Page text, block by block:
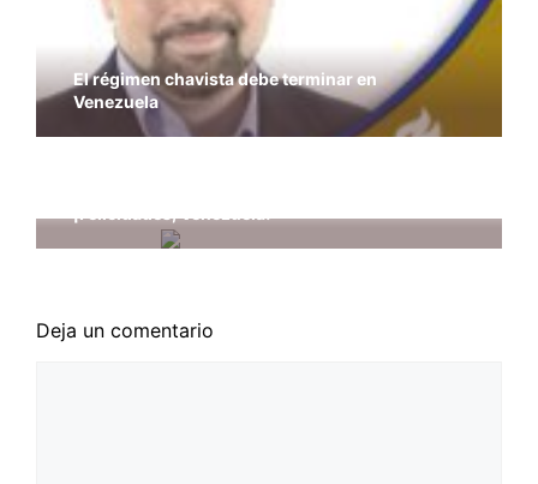
El régimen chavista debe terminar en
Venezuela
Los libertarios con Bruselas, con las víctimas y
contra el yihadismo
Deja un comentario